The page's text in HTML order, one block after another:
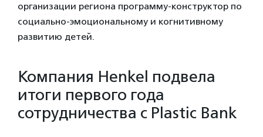
организации региона программу-конструктор по
социально-эмоциональному и когнитивному
развитию детей.
Компания Henkel подвела
итоги первого года
сотрудничества с Plastic Bank